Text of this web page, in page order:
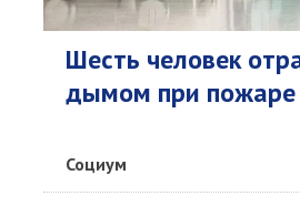
Шесть человек
дымом при пожаре
Социум